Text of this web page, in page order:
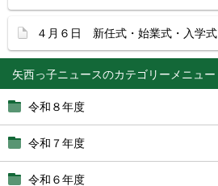
矢西っ子ニュース
令和８年度
令和７年度
令和６年度
４月６日 新任式・始業式・入学式